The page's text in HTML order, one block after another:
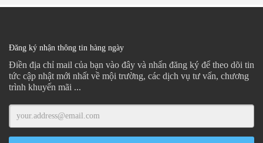
Đăng ký nhận thông tin hàng ngày
Điền địa chỉ mail của bạn vào đây và nhấn đăng ký để theo dõi tin
tức cập nhật mới nhất về mội trường, các dịch vụ tư vấn, chương
trình khuyến mãi ...